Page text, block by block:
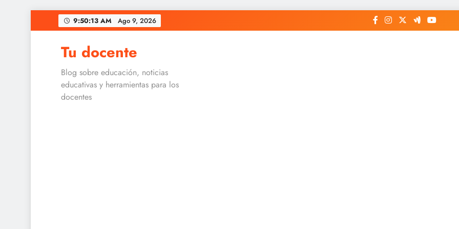
to
9:50:14 AM Ago 9, 2026
Tu docente
Blog sobre educación, noticias
educativas y herramientas para los
docentes